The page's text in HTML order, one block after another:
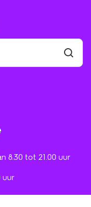
8.30 tot 21.00 uur
uur